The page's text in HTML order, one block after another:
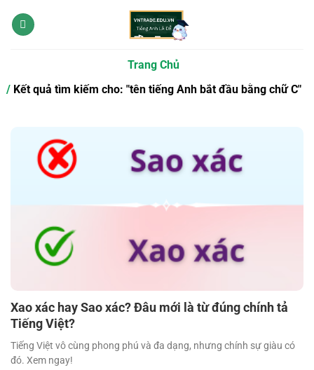
qua
Trang Chủ
Kết quả tìm kiếm cho: "tên tiếng Anh bắt đầu bằng chữ C"
Xao xác hay Sao xác? Đâu mới là từ đúng chính tả
Tiếng Việt?
Tiếng Việt vô cùng phong phú và đa dạng, nhưng chính sự giàu có
đó. Xem ngay!